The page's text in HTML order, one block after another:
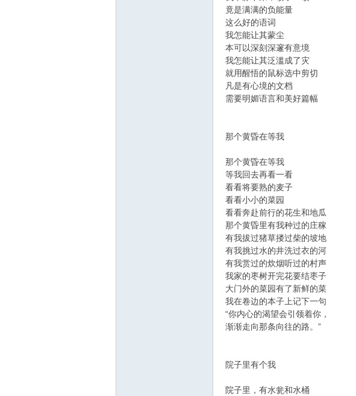
竟是满满的负能量
这么好的语词
我怎能让其蒙尘
本可以深刻深邃有意境
我怎能让其泛滥成了灾
就用醒悟的鼠标选中剪切
凡是有心境的文档
需要明媚语言和美好篇幅
那个黄昏在等我
那个黄昏在等我
等我回去再看一看
看看将要熟的麦子
看看小小的菜园
看看奔赴前行的花生和地瓜
那个黄昏里有我种过的庄稼
有我拔过猪草搂过柴的坡地
有我挑过水的井洗过衣的河
有我赏过的炊烟听过的村声
我家的枣树开完花要结枣子
大门外的菜园有了新鲜的菜
我在卷边的本子上记下一句
“你内心的渴望会引领着你，
渐渐走向那条向往的路。”
院子里有个我
院子里，有水瓮和水桶